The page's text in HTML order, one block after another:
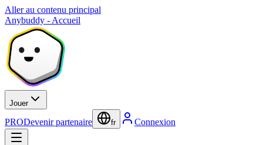
Aller au contenu principal
Anybuddy - Accueil
Jouer
PRODevenir partenaire fr Connexion